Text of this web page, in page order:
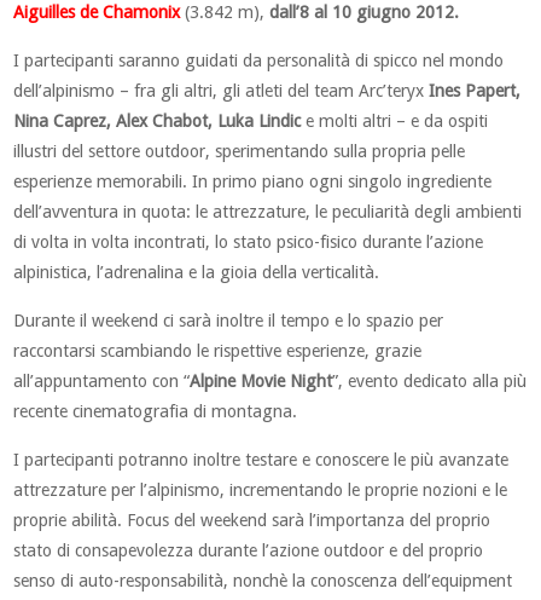
Aiguilles de Chamonix(3.842 m),dall’8 al 10 giugno 2012.
I partecipanti saranno guidati da personalità di spicco nel mondo
dell’alpinismo – fra gli altri, gli atleti del team Arc’teryxInes Papert,
Nina Caprez, Alex Chabot, Luka Lindice molti altri – e da ospiti
illustri del settore outdoor, sperimentando sulla propria pelle
esperienze memorabili. In primo piano ogni singolo ingrediente
dell’avventura in quota: le attrezzature, le peculiarità degli ambienti
di volta in volta incontrati, lo stato psico-fisico durante l’azione
alpinistica, l’adrenalina e la gioia della verticalità.
Durante il weekend ci sarà inoltre il tempo e lo spazio per
raccontarsi scambiando le rispettive esperienze, grazie
all’appuntamento con “Alpine Movie Night”, evento dedicato alla più
recente cinematografia di montagna.
I partecipanti potranno inoltre testare e conoscere le più avanzate
attrezzature per l’alpinismo, incrementando le proprie nozioni e le
proprie abilità. Focus del weekend sarà l’importanza del proprio
stato di consapevolezza durante l’azione outdoor e del proprio
senso di auto-responsabilità, nonchè la conoscenza dell’equipment